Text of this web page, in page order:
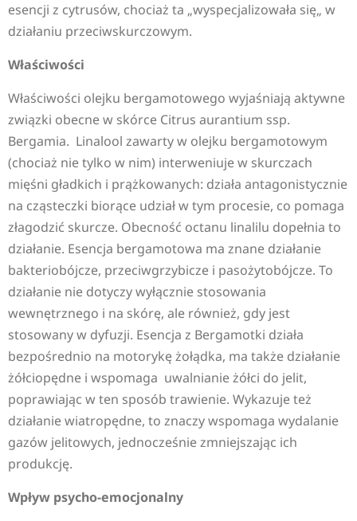
esencji z cytrusów, chociaż ta „wyspecjalizowała się„ w
działaniu przeciwskurczowym.
Właściwości
Właściwości olejku bergamotowego wyjaśniają aktywne
związki obecne w skórce Citrus aurantium ssp.
Bergamia. Linalool zawarty w olejku bergamotowym
(chociaż nie tylko w nim) interweniuje w skurczach
mięśni gładkich i prążkowanych: działa antagonistycznie
na cząsteczki biorące udział w tym procesie, co pomaga
złagodzić skurcze. Obecność octanu linalilu dopełnia to
działanie. Esencja bergamotowa ma znane działanie
bakteriobójcze, przeciwgrzybicze i pasożytobójcze. To
działanie nie dotyczy wyłącznie stosowania
wewnętrznego i na skórę, ale również, gdy jest
stosowany w dyfuzji. Esencja z Bergamotki działa
bezpośrednio na motorykę żołądka, ma także działanie
żółciopędne i wspomaga uwalnianie żółci do jelit,
poprawiając w ten sposób trawienie. Wykazuje też
działanie wiatropędne, to znaczy wspomaga wydalanie
gazów jelitowych, jednocześnie zmniejszając ich
produkcję.
Wpływ psycho-emocjonalny